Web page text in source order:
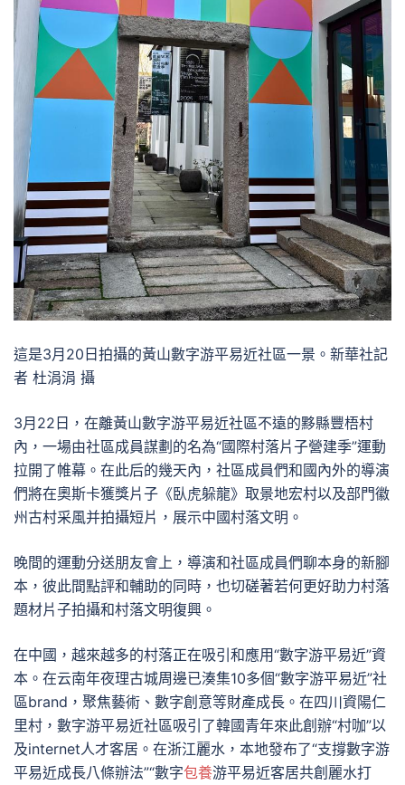
這是3月20日拍攝的黃山數字游平易近社區一景。新華社記
者 杜涓涓 攝
3月22日，在離黃山數字游平易近社區不遠的黟縣豐梧村
內，一場由社區成員謀劃的名為“國際村落片子營建季”運動
拉開了帷幕。在此后的幾天內，社區成員們和國內外的導演
們將在奧斯卡獲獎片子《臥虎躲龍》取景地宏村以及部門徽
州古村采風并拍攝短片，展示中國村落文明。
晚間的運動分送朋友會上，導演和社區成員們聊本身的新腳
本，彼此間點評和輔助的同時，也切磋著若何更好助力村落
題材片子拍攝和村落文明復興。
在中國，越來越多的村落正在吸引和應用“數字游平易近”資
本。在云南年夜理古城周邊已湊集10多個“數字游平易近”社
區brand，聚焦藝術、數字創意等財產成長。在四川資陽仁
里村，數字游平易近社區吸引了韓國青年來此創辦“村咖”以
及internet人才客居。在浙江麗水，本地發布了“支撐數字游
平易近成長八條辦法”“數字包養游平易近客居共創麗水打